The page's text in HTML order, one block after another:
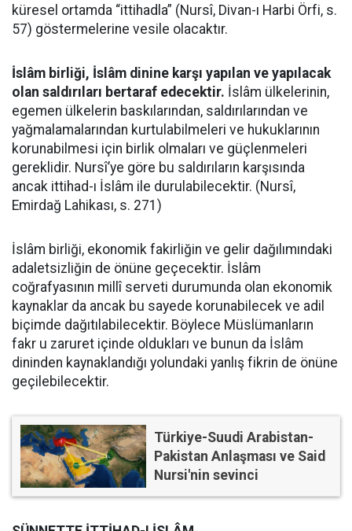
küresel ortamda “ittihadla” (Nursî, Divan-ı Harbi Örfi, s.
57) göstermelerine vesile olacaktır.
İslâm birliği, İslâm dinine karşı yapılan ve yapılacak
olan saldırıları bertaraf edecektir. İslâm ülkelerinin,
egemen ülkelerin baskılarından, saldırılarından ve
yağmalamalarından kurtulabilmeleri ve hukuklarının
korunabilmesi için birlik olmaları ve güçlenmeleri
gereklidir. Nursî’ye göre bu saldırıların karşısında
ancak ittihad-ı İslâm ile durulabilecektir. (Nursî,
Emirdağ Lahikası, s. 271)
İslâm birliği, ekonomik fakirliğin ve gelir dağılımındaki
adaletsizliğin de önüne geçecektir. İslâm
coğrafyasının millî serveti durumunda olan ekonomik
kaynaklar da ancak bu sayede korunabilecek ve adil
biçimde dağıtılabilecektir. Böylece Müslümanların
fakr u zaruret içinde oldukları ve bunun da İslâm
dininden kaynaklandığı yolundaki yanlış fikrin de önüne
geçilebilecektir.
Türkiye-Suudi Arabistan-
Pakistan Anlaşması ve Said
Nursi'nin sevinci